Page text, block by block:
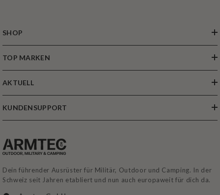
SHOP
TOP MARKEN
AKTUELL
KUNDENSUPPORT
Dein führender Ausrüster für Militär, Outdoor und Camping. In der
Schweiz seit Jahren etabliert und nun auch europaweit für dich da.